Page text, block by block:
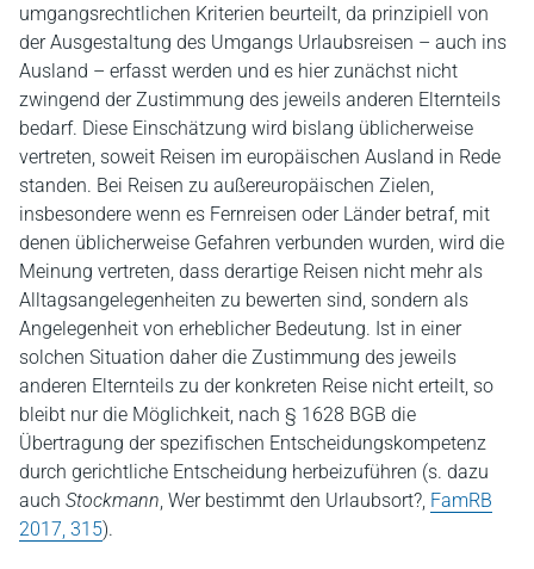
umgangsrechtlichen Kriterien beurteilt, da prinzipiell von
der Ausgestaltung des Umgangs Urlaubsreisen – auch ins
Ausland – erfasst werden und es hier zunächst nicht
zwingend der Zustimmung des jeweils anderen Elternteils
bedarf. Diese Einschätzung wird bislang üblicherweise
vertreten, soweit Reisen im europäischen Ausland in Rede
standen. Bei Reisen zu außereuropäischen Zielen,
insbesondere wenn es Fernreisen oder Länder betraf, mit
denen üblicherweise Gefahren verbunden wurden, wird die
Meinung vertreten, dass derartige Reisen nicht mehr als
Alltagsangelegenheiten zu bewerten sind, sondern als
Angelegenheit von erheblicher Bedeutung. Ist in einer
solchen Situation daher die Zustimmung des jeweils
anderen Elternteils zu der konkreten Reise nicht erteilt, so
bleibt nur die Möglichkeit, nach § 1628 BGB die
Übertragung der spezifischen Entscheidungskompetenz
durch gerichtliche Entscheidung herbeizuführen (s. dazu
auch Stockmann, Wer bestimmt den Urlaubsort?, FamRB
2017, 315).